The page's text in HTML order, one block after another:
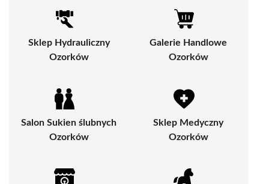
Sklep Hydrauliczny
Ozorków
Galerie Handlowe
Ozorków
Salon Sukien ślubnych
Ozorków
Sklep Medyczny
Ozorków